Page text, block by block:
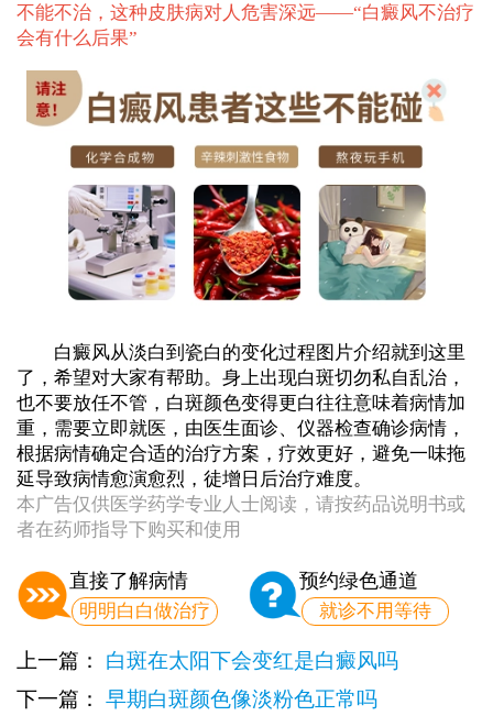
不能不治，这种皮肤病对人危害深远——“白癜风不治疗
会有什么后果”
白癜风从淡白到瓷白的变化过程图片介绍就到这里
了，希望对大家有帮助。身上出现白斑切勿私自乱治，
也不要放任不管，白斑颜色变得更白往往意味着病情加
重，需要立即就医，由医生面诊、仪器检查确诊病情，
根据病情确定合适的治疗方案，疗效更好，避免一味拖
延导致病情愈演愈烈，徒增日后治疗难度。
本广告仅供医学药学专业人士阅读，请按药品说明书或
者在药师指导下购买和使用
直接了解病情
明明白白做治疗
预约绿色通道
就诊不用等待
上一篇： 白斑在太阳下会变红是白癜风吗
下一篇： 早期白斑颜色像淡粉色正常吗